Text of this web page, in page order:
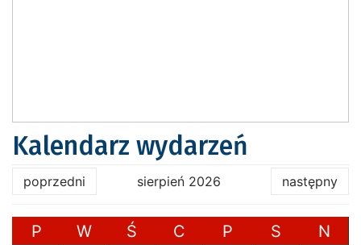
Kalendarz wydarzeń
poprzedni sierpień 2026 następny
P W Ś C P S N